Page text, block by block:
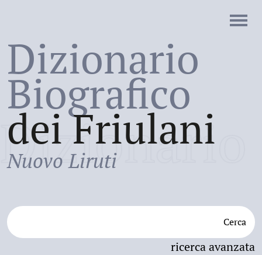
Dizionario
Biografico
dei Friulani
Nuovo Liruti
Cerca
ricerca avanzata
Dizionario